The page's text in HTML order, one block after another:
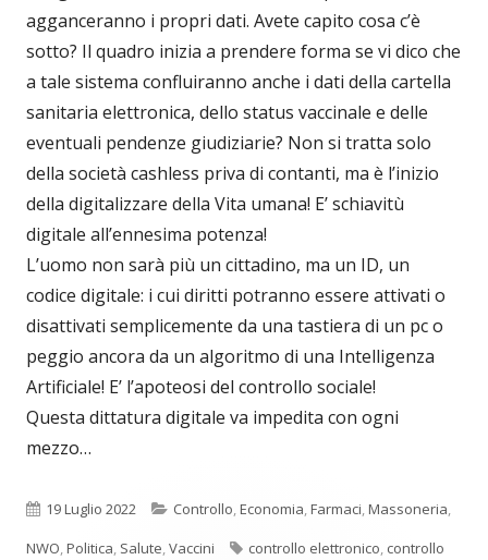
agganceranno i propri dati. Avete capito cosa c’è
sotto? Il quadro inizia a prendere forma se vi dico che
a tale sistema confluiranno anche i dati della cartella
sanitaria elettronica, dello status vaccinale e delle
eventuali pendenze giudiziarie? Non si tratta solo
della società cashless priva di contanti, ma è l’inizio
della digitalizzare della Vita umana! E’ schiavitù
digitale all’ennesima potenza!
L’uomo non sarà più un cittadino, ma un ID, un
codice digitale: i cui diritti potranno essere attivati o
disattivati semplicemente da una tastiera di un pc o
peggio ancora da un algoritmo di una Intelligenza
Artificiale! E’ l’apoteosi del controllo sociale!
Questa dittatura digitale va impedita con ogni
mezzo…
Pubblicato
19 Luglio 2022 Categorie
Controllo,Economia,Farmaci,Massoneria,
NWO,Politica, Salute,Vaccini Tag
controllo elettronico, controllo